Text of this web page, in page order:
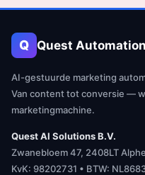
Q Quest
AI-gestuurde marketing
Van content tot conversie —
marketingmachine.
Quest AI Solutions B.V.
Zwanebloem 47, 2408LT
KvK: 98202731 • BTW: